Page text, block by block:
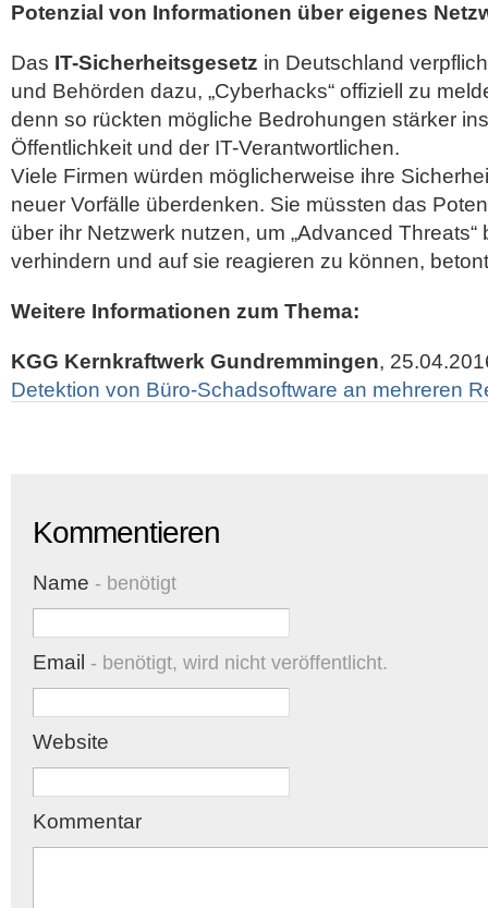
Potenzial von Informationen über eigenes
Das IT-Sicherheitsgesetz in Deutschland
und Behörden dazu, „Cyberhacks“ offiziell zu
denn so rückten mögliche Bedrohungen stärker
Öffentlichkeit und der IT-Verantwortlichen.
Viele Firmen würden möglicherweise ihre
neuer Vorfälle überdenken. Sie müssten das
über ihr Netzwerk nutzen, um „Advanced
verhindern und auf sie reagieren zu können,
Weitere Informationen zum Thema:
KGG Kernkraftwerk Gundremmingen,
Detektion von Büro-Schadsoftware an mehreren
Kommentieren
Name - benötigt
Email - benötigt, wird nicht veröffentlicht.
Website
Kommentar